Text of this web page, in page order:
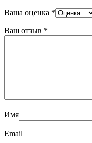
Ваша оценка *
Ваш отзыв *
Имя
Email